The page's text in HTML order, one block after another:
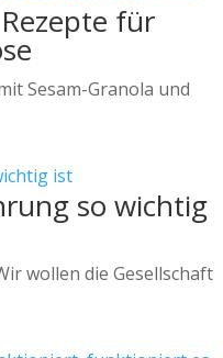
für
Sesam-Granola und
so wichtig
wollen die Gesellschaft